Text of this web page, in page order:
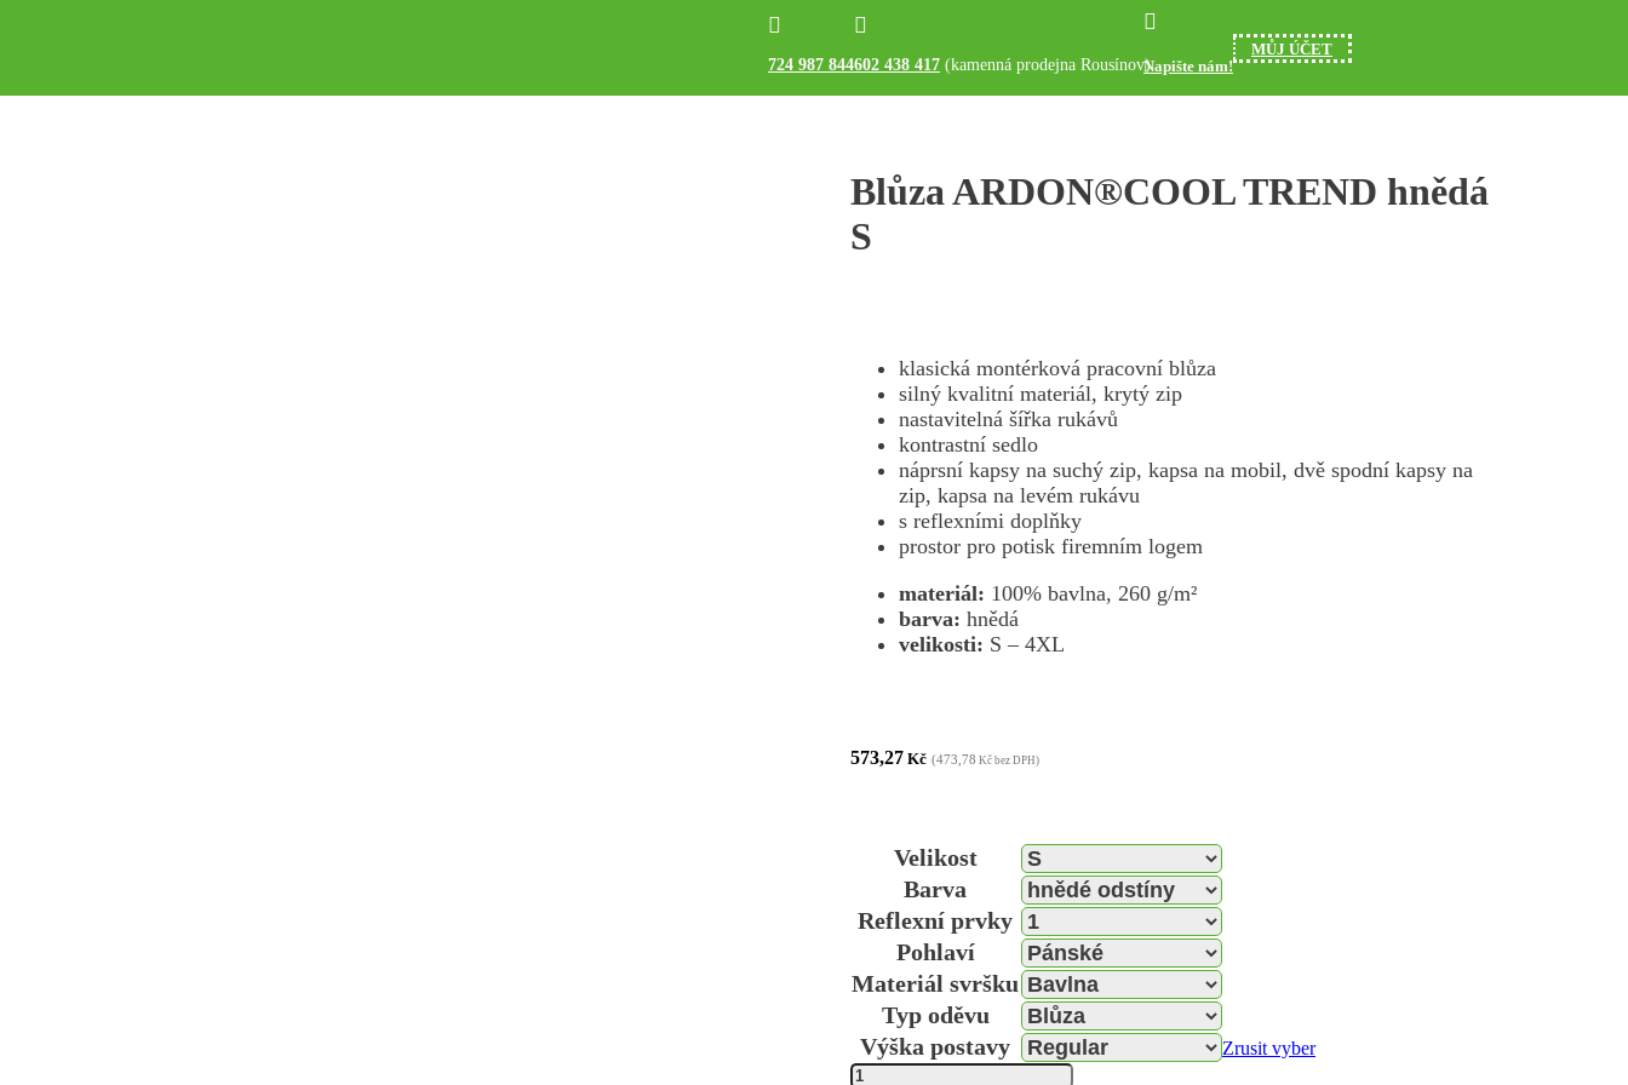

724 987 844

602 438 417 (kamenná prodejna Rousínov)

Napište nám!
MŮJ ÚČET
Blůza ARDON®COOL TREND hnědá
S
klasická montérková pracovní blůza
silný kvalitní materiál, krytý zip
nastavitelná šířka rukávů
kontrastní sedlo
náprsní kapsy na suchý zip, kapsa na mobil, dvě spodní kapsy na
zip, kapsa na levém rukávu
s reflexními doplňky
prostor pro potisk firemním logem
materiál: 100% bavlna, 260 g/m²
barva: hnědá
velikosti: S – 4XL
573,27 Kč (473,78 Kč bez DPH)
Velikost
Barva
Reflexní prvky
Pohlaví
Materiál svršku
Typ oděvu
Výška postavy
Zrusit vyber
Blůza